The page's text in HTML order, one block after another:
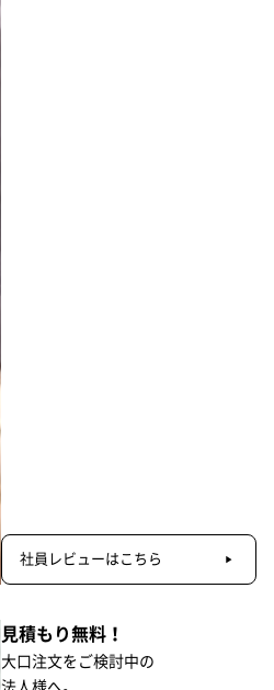
社員レビューはこちら
見積もり無料！
大口注文をご検討中の